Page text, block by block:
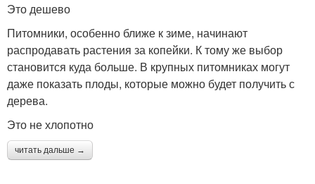
Это дешево
Питомники, особенно ближе к зиме, начинают
распродавать растения за копейки. К тому же выбор
становится куда больше. В крупных питомниках могут
даже показать плоды, которые можно будет получить с
дерева.
Это не хлопотно
читать дальше →